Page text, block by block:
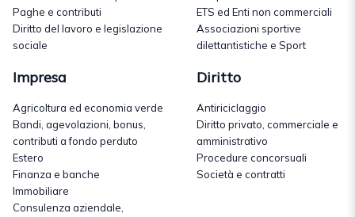
Paghe e contributi
Diritto del lavoro e legislazione
sociale
ETS ed Enti non commerciali
Associazioni sportive
dilettantistiche e Sport
Impresa
Agricoltura ed economia verde
Bandi, agevolazioni, bonus,
contributi a fondo perduto
Estero
Finanza e banche
Immobiliare
Consulenza aziendale,
Diritto
Antiriciclaggio
Diritto privato, commerciale e
amministrativo
Procedure concorsuali
Società e contratti